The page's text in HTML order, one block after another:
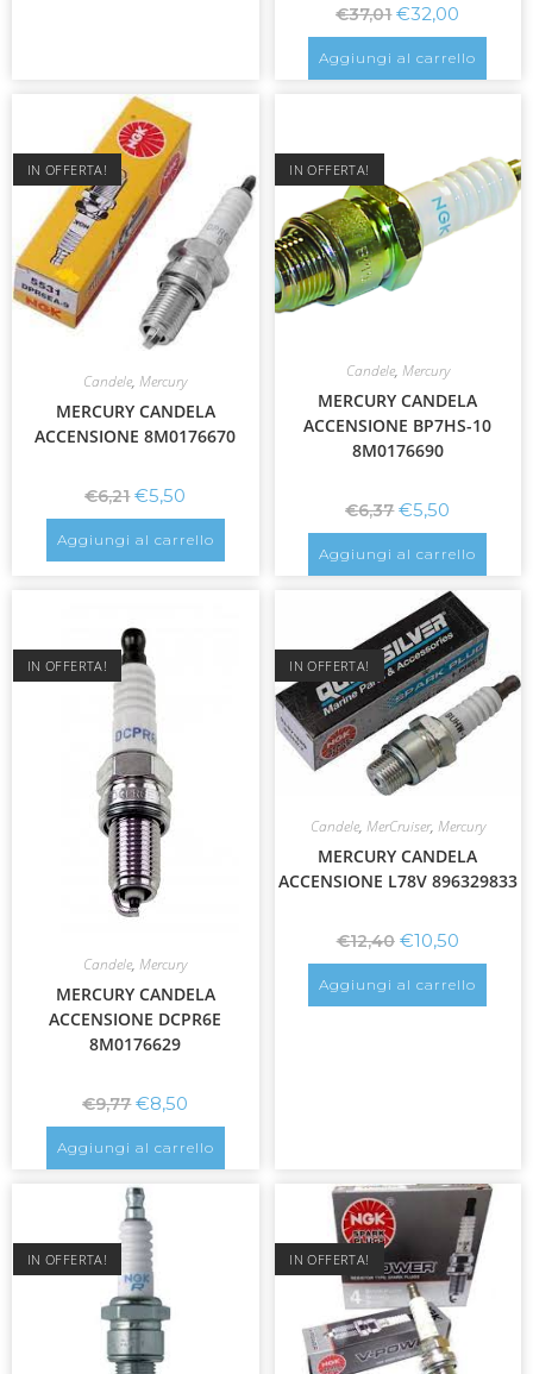
€37,01 €32,00
Aggiungi al carrello
IN OFFERTA!
Candele,Mercury
MERCURY CANDELA
ACCENSIONE 8M0176670
€6,21 €5,50
Aggiungi al carrello
IN OFFERTA!
Candele, Mercury
MERCURY CANDELA
ACCENSIONE BP7HS-10
8M0176690
€6,37 €5,50
Aggiungi al carrello
IN OFFERTA!
Candele,Mercury
MERCURY CANDELA
ACCENSIONE DCPR6E
8M0176629
€9,77 €8,50
Aggiungi al carrello
IN OFFERTA!
Candele, MerCruiser, Mercury
MERCURY CANDELA
ACCENSIONE L78V 896329833
€12,40 €10,50
Aggiungi al carrello
IN OFFERTA! IN OFFERTA!